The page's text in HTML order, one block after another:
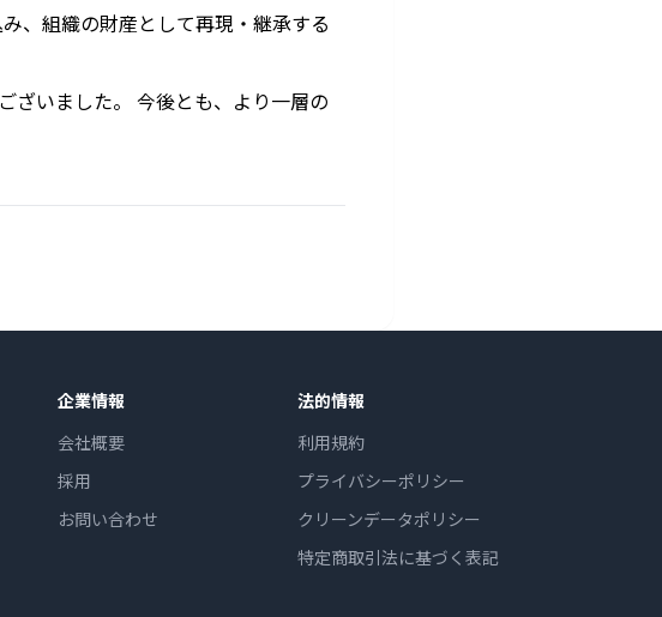
、組織の財産として再現・継承する
ざいました。 今後とも、より一層の
企業情報
会社概要
採用
お問い合わせ
法的情報
利用規約
プライバシーポリシー
クリーンデータポリシー
特定商取引法に基づく表記